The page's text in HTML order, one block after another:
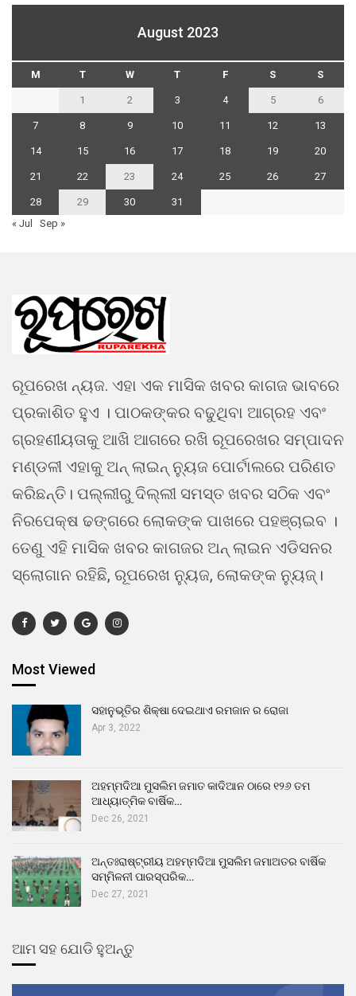
August 2023
M T W T F S S
1 2 3 4 5 6
7 8 9 10 11 12 13
14 15 16 17 18 19 20
21 22 23 24 25 26 27
28 29 30
31
« Jul
Sep »
ରୂପରେଖ ନ୍ୟଜ. ଏହା ଏକ ମାସିକ ଖବର କାଗଜ ଭାବରେ
ପ୍ରକାଶିତ ହୁଏ । ପାଠକଙ୍କର ବଢୁଥିବା ଆଗ୍ରହ ଏବଂ
ଗ୍ରହଣୀୟତାକୁ ଆଖି ଆଗରେ ରଖି ରୂପରେଖର ସମ୍ପାଦନ
ମଣ୍ଡଳୀ ଏହାକୁ ଅନ୍ ଲାଇନ୍ ନ୍ୟୁଜ ପୋର୍ଟାଲରେ ପରିଣତ
କରିଛନ୍ତି। ପଲ୍ଲୀରୁ ଦିଲ୍ଲୀ ସମସ୍ତ ଖବର ସଠିକ ଏବଂ
ନିରପେକ୍ଷ ଢଙ୍ଗରେ ଲୋକଙ୍କ ପାଖରେ ପହଞ୍ଚାଇବ ।
ତେଣୁ ଏହି ମାସିକ ଖବର କାଗଜର ଅନ୍ ଲାଇନ ଏଡିସନର
ସ୍ଲୋଗାନ ରହିଛି, ରୂପରେଖ ନ୍ୟୁଜ, ଲୋକଙ୍କ ନ୍ୟୁଜ୍।
Most Viewed
ସହାନୁଭୂତିର ଶିକ୍ଷା ଦେଇଥାଏ ରମଜାନ ର ରୋଜା
Apr 3, 2022
ଅହମ୍ମଦିଆ ମୁସଲିମ ଜମାତ କାଦିଆନ ଠାରେ ୧୨୬ ତମ
ଆଧ୍ୟାତ୍ମିକ ବାର୍ଷିକ…
Dec 26, 2021
ଅନ୍ତଃରାଷ୍ଟ୍ରୀୟ ଅହମ୍ମଦିଆ ମୁସଲିମ ଜମାଅତର ବାର୍ଷିକ
ସମ୍ମିଳନୀ ପାରସ୍ପରିକ…
Dec 27, 2021
ଆମ ସହ ଯୋଡି ହୁଅନ୍ତୁ